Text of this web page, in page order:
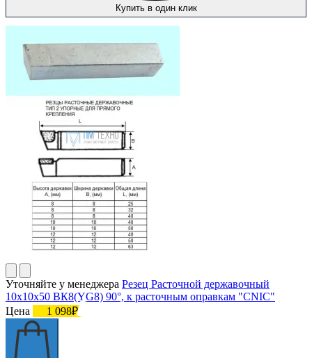
Купить в один клик
Уточняйте у менеджера Резец Расточной державочный
10х10х50 ВК8(YG8) 90°, к расточным оправкам "CNIC"
Цена
1 098₽